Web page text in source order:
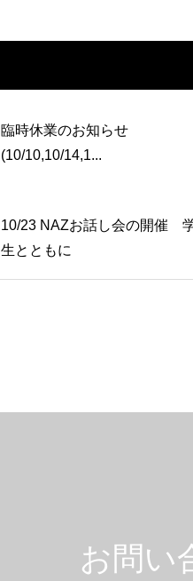
臨時休業のお知らせ
(10/10,10/14,1...
10/23 NAZお話し会の開催
生とともに
お問い